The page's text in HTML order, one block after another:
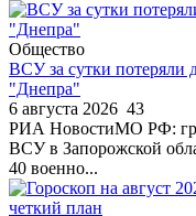
Общество
ВСУ за сутки потеряли
"Днепра"
6 августа 2026 43
РИА НовостиМО РФ:
ВСУ в Запорожской
40 военно...